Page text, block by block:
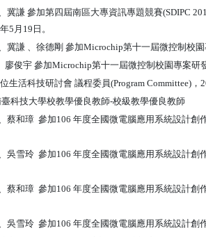
冀謙 參加第四屆南區大專資訊專題競賽(SDIPC
5月19日。
冀謙 、徐德剛 參加Microchip第十一屆微控制校
廖俊宇 參加Microchip第十一屆微控制校園專案研
生活科技研討會 議程委員(Program Committee)，
科技大學校教學優良教師-校級教學優良教師
蔡和璋 參加106 年度全國微電腦應用系統設計
吳雪玲 參加106 年度全國微電腦應用系統設計
蔡和璋 參加106 年度全國微電腦應用系統設計
吳雪玲 參加106 年度全國微電腦應用系統設計